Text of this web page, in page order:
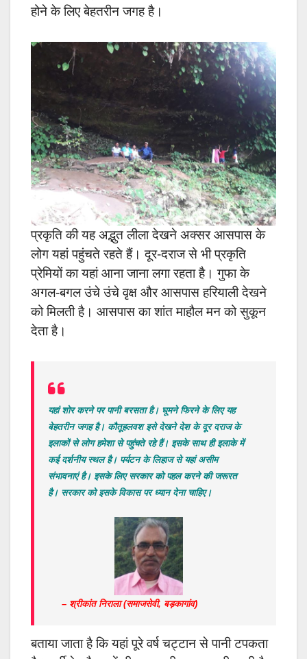
होने के लिए बेहतरीन जगह है।
प्रकृति की यह अद्भुत लीला देखने अक्सर आसपास के
लोग यहां पहुंचते रहते हैं। दूर-दराज से भी प्रकृति
प्रेमियों का यहां आना जाना लगा रहता है। गुफा के
अगल-बगल उंचे उंचे वृक्ष और आसपास हरियाली देखने
को मिलती है। आसपास का शांत माहौल मन को सुकून
देता है।
यहां शोर करने पर पानी बरसता है। घूमने फिरने के लिए यह
बेहतरीन जगह है। कौतूहलवश इसे देखने देश के दूर दराज के
इलाकों से लोग हमेशा से पहुंचते रहे हैं। इसके साथ ही इलाके में
कई दर्शनीय स्थल है। पर्यटन के लिहाज से यहां असीम
संभावनाएं है। इसके लिए सरकार को पहल करने की जरूरत
है। सरकार को इसके विकास पर ध्यान देना चाहिए।
– श्रीकांत निराला(समाजसेवी, बड़कागांव)
बताया जाता है कि यहां पूरे वर्ष चट्टान से पानी टपकता